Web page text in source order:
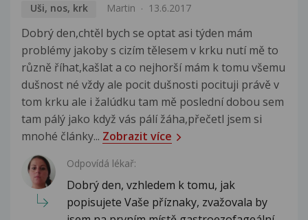
Uši, nos, krk Martin 13.6.2017
Dobrý den,chtěl bych se optat asi týden mám
problémy jakoby s cizím tělesem v krku nutí mě to
různě říhat,kašlat a co nejhorší mám k tomu všemu
dušnost né vždy ale pocit dušnosti pocituji právě v
tom krku ale i žalúdku tam mě poslední dobou sem
tam pálý jako když vás pálí žáha,přečetl jsem si
mnohé články... Zobrazit více
Odpovídá lékař:
Dobrý den, vzhledem k tomu, jak
popisujete Vaše příznaky, zvažovala by